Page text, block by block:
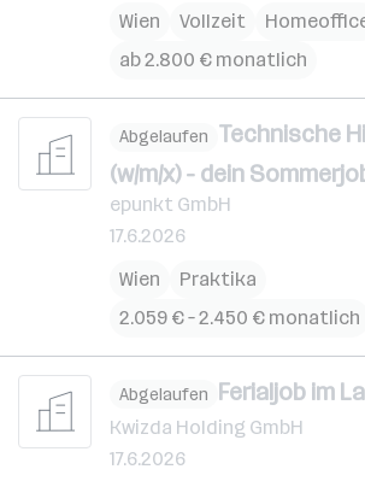
Wien
Vollzeit
ab 2.800 € monatlich
Abgelaufen Technische
(w/m/x) - dein
epunkt GmbH
17.6.2026
Wien
Praktika
2.059 € – 2.450 € monatlich
Abgelaufen Ferialjob im
Kwizda Holding GmbH
17.6.2026